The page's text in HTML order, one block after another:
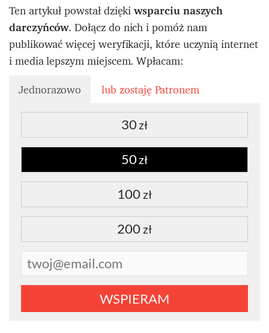
Ten artykuł powstał dziękiwsparciu naszych
darczyńców. Dołącz do nich i pomóż nam
publikować więcej weryfikacji, które uczynią internet
i media lepszym miejscem. Wpłacam:
Jednorazowo
lub zostaję Patronem
30 zł
50 zł
100 zł
200 zł
WSPIERAM